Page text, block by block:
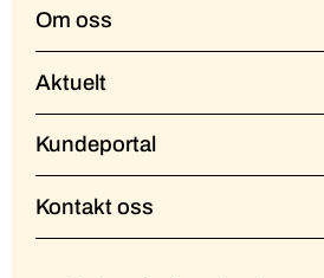
Om oss
Aktuelt
Kundeportal
Kontakt oss